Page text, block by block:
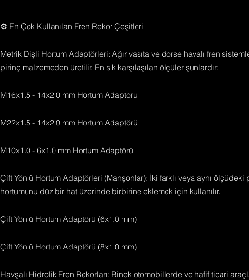
⚙️ En Çok Kullanılan Fren Rekor Çeşitleri
Metrik Dişli Hortum Adaptörleri: Ağır vasıta ve dorse havalı fren
pirinç malzemeden üretilir. En sık karşılaşılan ölçüler şunlardır:
M16x1.5 - 14x2.0 mm Hortum Adaptörü
M22x1.5 - 14x2.0 mm Hortum Adaptörü
M10x1.0 - 6x1.0 mm Hortum Adaptörü
Çift Yönlü Hortum Adaptörleri (Manşonlar): İki farklı veya aynı ölçüdeki
hortumunu düz bir hat üzerinde birbirine eklemek için kullanılır.
Çift Yönlü Hortum Adaptörü (6x1.0 mm)
Çift Yönlü Hortum Adaptörü (8x1.0 mm)
Havşalı Hidrolik Fren Rekorları: Binek otomobillerde ve hafif ticari